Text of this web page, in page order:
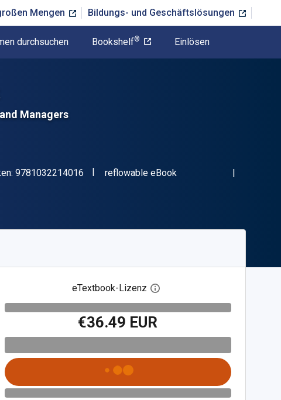
Mengen Bildungs- und Geschäftslösungen
durchsuchen Bookshelf® Einlösen
Managers
9781032214016 "ISBN-13 9781032214016"
Format
reflowable eBook
eTextbook-Lizenz Digitalen Lizenzdialog öffnen
€36.49 EUR